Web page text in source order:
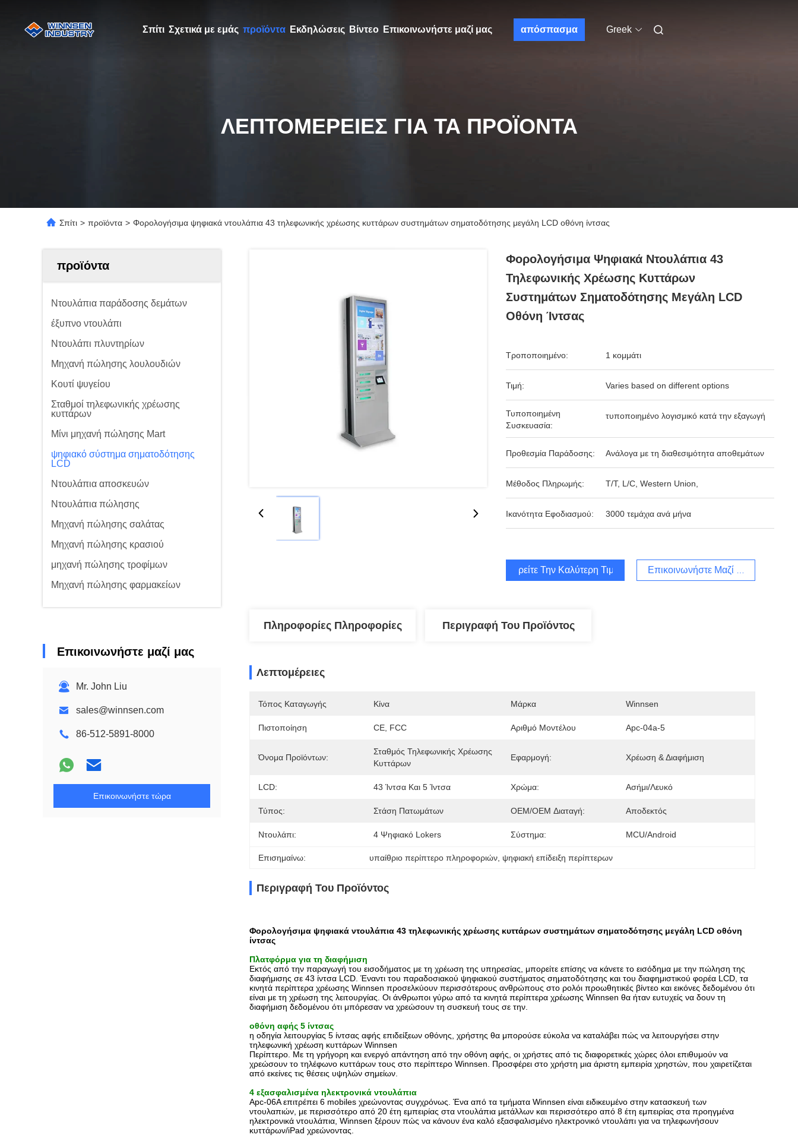
Σπίτι Σχετικά με εμάς προϊόντα Εκδηλώσεις Βίντεο Επικοινωνήστε μαζί μας απόσπασμα Greek
ΛΕΠΤΟΜΈΡΕΙΕΣ ΓΙΑ ΤΑ ΠΡΟΪΌΝΤΑ
Σπίτι > προϊόντα > Φορολογήσιμα ψηφιακά ντουλάπια 43 τηλεφωνικής χρέωσης κυττάρων συστημάτων σηματοδότησης μεγάλη LCD οθόνη ίντσας
προϊόντα
Ντουλάπια παράδοσης δεμάτων
έξυπνο ντουλάπι
Ντουλάπι πλυντηρίων
Μηχανή πώλησης λουλουδιών
Κουτί ψυγείου
Σταθμοί τηλεφωνικής χρέωσης
κυττάρων
Μίνι μηχανή πώλησης Mart
ψηφιακό σύστημα σηματοδότησης
LCD
Ντουλάπια αποσκευών
Ντουλάπια πώλησης
Μηχανή πώλησης σαλάτας
Μηχανή πώλησης κρασιού
μηχανή πώλησης τροφίμων
Μηχανή πώλησης φαρμακείων
Επικοινωνήστε μαζί μας
Mr. John Liu
sales@winnsen.com
86-512-5891-8000
Επικοινωνήστε τώρα
Φορολογήσιμα Ψηφιακά Ντουλάπια 43
Τηλεφωνικής Χρέωσης Κυττάρων
Συστημάτων Σηματοδότησης Μεγάλη LCD
Οθόνη Ίντσας
Τροποποιημένο: 1 κομμάτι
Τιμή: Varies based on different options
Τυποποιημένη
Συσκευασία:
τυποποιημένο λογισμικό κατά την εξαγωγή
Προθεσμία Παράδοσης: Ανάλογα με τη διαθεσιμότητα αποθεμάτων
Μέθοδος Πληρωμής: T/T, L/C, Western Union,
Ικανότητα Εφοδιασμού: 3000 τεμάχια ανά μήνα
Βρείτε Την Καλύτερη Τιμή Επικοινωνήστε Μαζί Μας
Πληροφορίες Πληροφορίες Περιγραφή Του Προϊόντος
Λεπτομέρειες
Τόπος Καταγωγής Κίνα Μάρκα Winnsen
Πιστοποίηση CE, FCC Αριθμό Μοντέλου Apc-04a-5
Όνομα Προϊόντων:
Σταθμός Τηλεφωνικής Χρέωσης
Κυττάρων
Εφαρμογή: Χρέωση & Διαφήμιση
LCD: 43 Ίντσα Και 5 Ίντσα Χρώμα: Ασήμι/λευκό
Τύπος: Στάση Πατωμάτων OEM/OEM Διαταγή: Αποδεκτός
Ντουλάπι: 4 Ψηφιακό Lokers Σύστημα: MCU/Android
Επισημαίνω: υπαίθριο περίπτερο πληροφοριών ψηφιακή επίδειξη περίπτερων
Περιγραφή Του Προϊόντος
Φορολογήσιμα ψηφιακά ντουλάπια 43 τηλεφωνικής χρέωσης κυττάρων συστημάτων σηματοδότησης μεγάλη LCD οθόνη
ίντσας
Πλατφόρμα για τη διαφήμιση
Εκτός από την παραγωγή του εισοδήματος με τη χρέωση της υπηρεσίας, μπορείτε επίσης να κάνετε το εισόδημα με την πώληση της
διαφήμισης σε 43 ίντσα LCD. Έναντι του παραδοσιακού ψηφιακού συστήματος σηματοδότησης και του διαφημιστικού φορέα LCD, τα
κινητά περίπτερα χρέωσης Winnsen προσελκύουν περισσότερους ανθρώπους στο ρολόι προωθητικές βίντεο και εικόνες δεδομένου ότι
είναι με τη χρέωση της λειτουργίας. Οι άνθρωποι γύρω από τα κινητά περίπτερα χρέωσης Winnsen θα ήταν ευτυχείς να δουν τη
διαφήμιση δεδομένου ότι μπόρεσαν να χρεώσουν τη συσκευή τους σε την.
οθόνη αφής 5 ίντσας
η οδηγία λειτουργίας 5 ίντσας αφής επιδείξεων οθόνης, χρήστης θα μπορούσε εύκολα να καταλάβει πώς να λειτουργήσει στην
τηλεφωνική χρέωση κυττάρων Winnsen
Περίπτερο. Με τη γρήγορη και ενεργό απάντηση από την οθόνη αφής, οι χρήστες από τις διαφορετικές χώρες όλοι επιθυμούν να
χρεώσουν το τηλέφωνο κυττάρων τους στο περίπτερο Winnsen. Προσφέρει στο χρήστη μια άριστη εμπειρία χρηστών, που χαιρετίζεται
από εκείνες τις θέσεις υψηλών σημείων.
4 εξασφαλισμένα ηλεκτρονικά ντουλάπια
Apc-06A επιτρέπει 6 mobiles χρεώνοντας συγχρόνως. Ένα από τα τμήματα Winnsen είναι ειδικευμένο στην κατασκευή των
ντουλαπιών, με περισσότερο από 20 έτη εμπειρίας στα ντουλάπια μετάλλων και περισσότερο από 8 έτη εμπειρίας στα προηγμένα
ηλεκτρονικά ντουλάπια, Winnsen ξέρουν πώς να κάνουν ένα καλό εξασφαλισμένο ηλεκτρονικό ντουλάπι για να τηλεφωνήσουν
κυττάρων/iPad χρεώνοντας.